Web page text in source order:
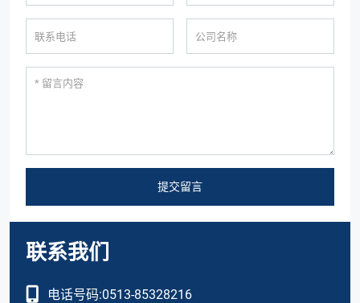
提交留言
联系我们
电话号码:0513-85328216